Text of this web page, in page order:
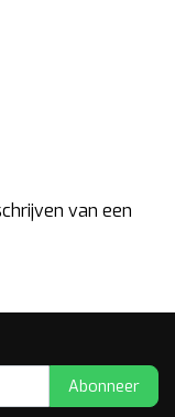
van een
Abonneer